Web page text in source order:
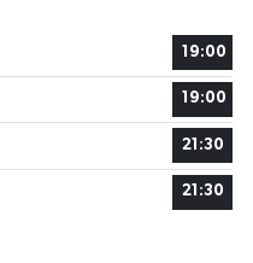
19:00
19:00
21:30
21:30